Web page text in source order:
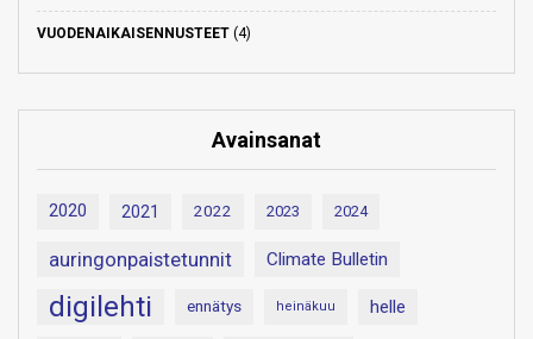
VUODENAIKAISENNUSTEET (4)
Avainsanat
2020 2021 2022 2023 2024
auringonpaistetunnit Climate Bulletin
digilehti ennätys heinäkuu helle